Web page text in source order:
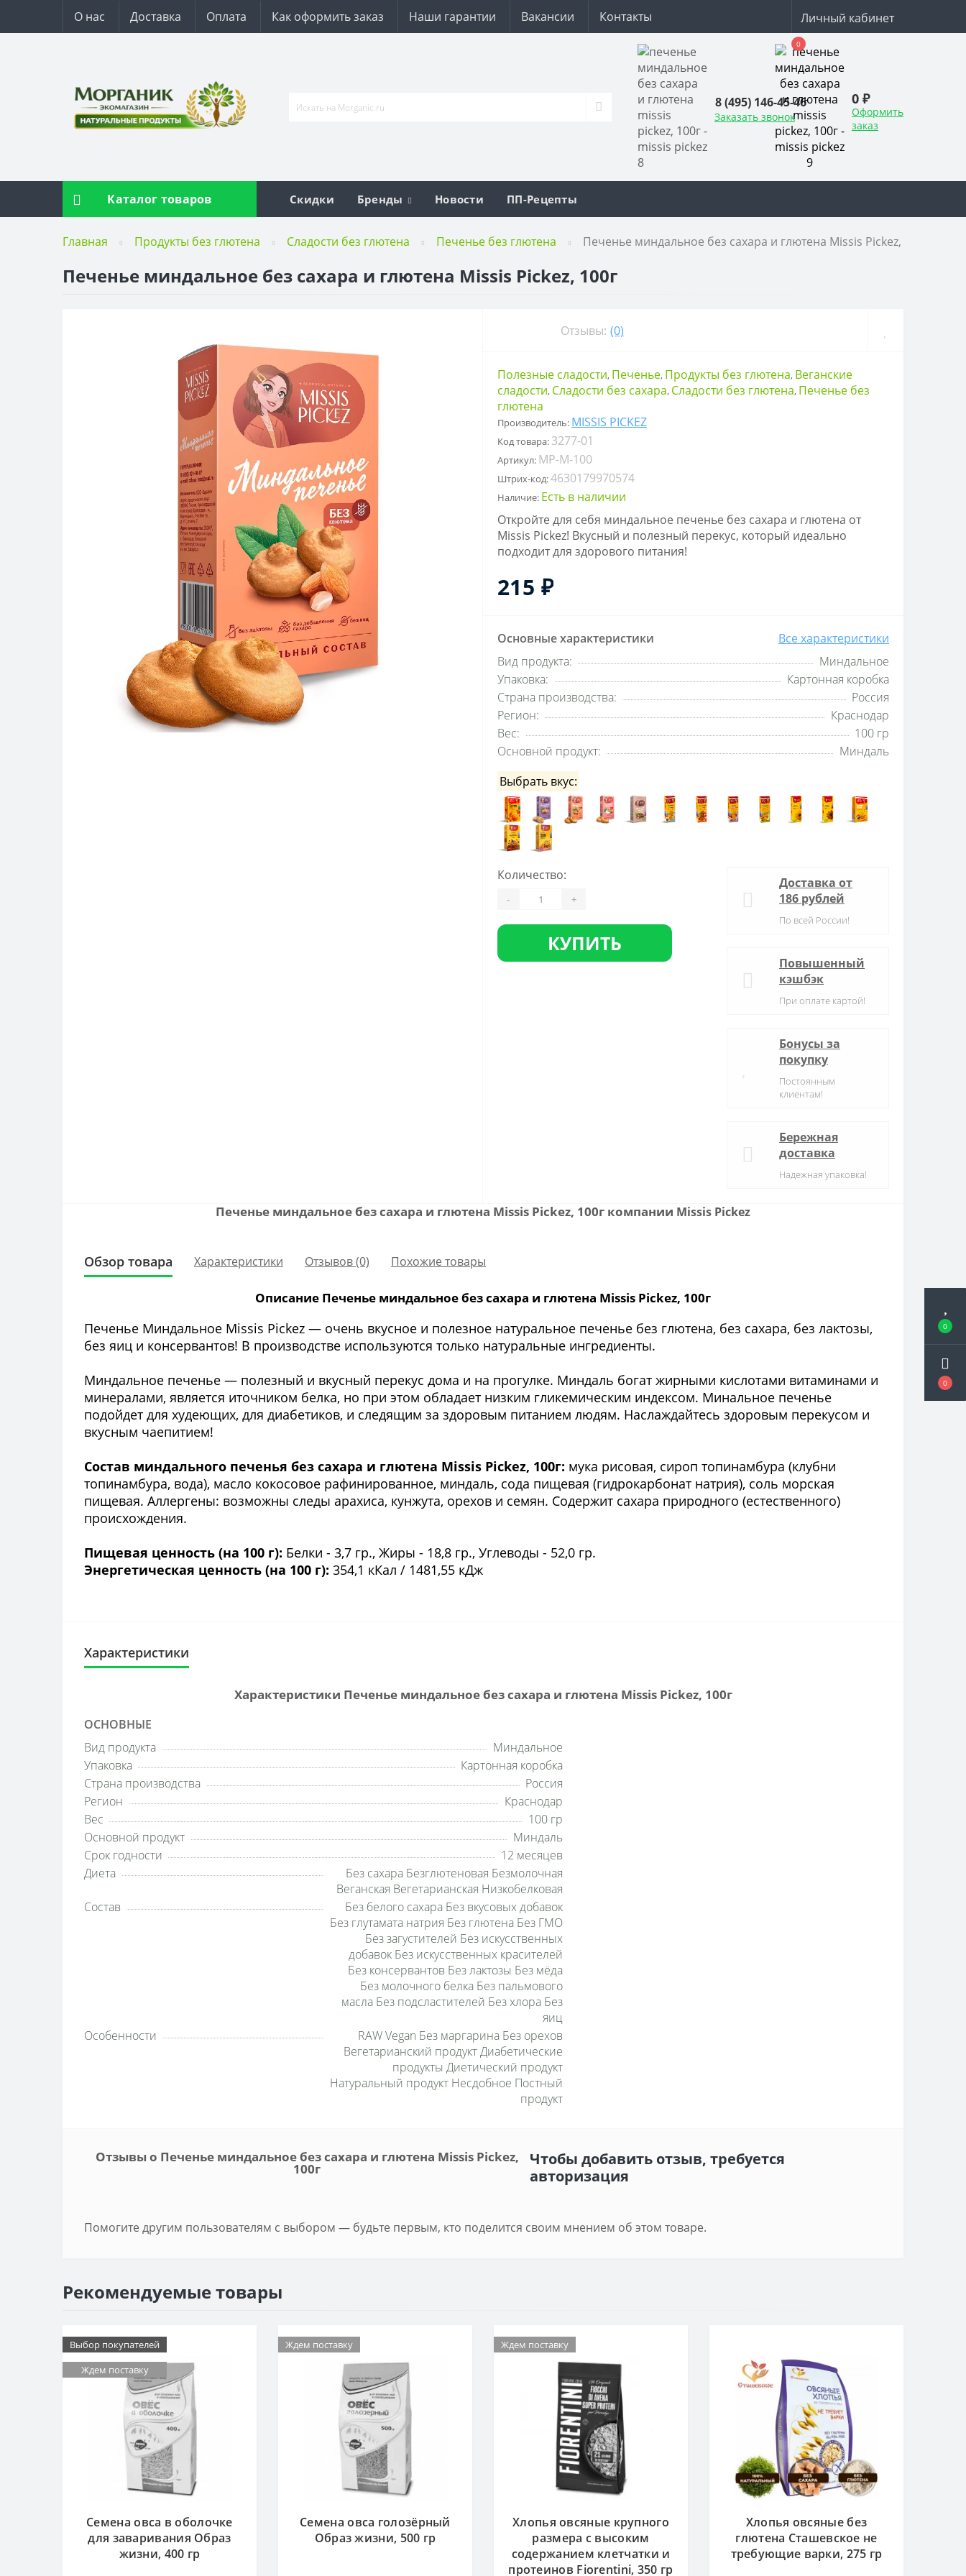
0
0
О нас Доставка Оплата Как оформить заказ Наши гарантии Вакансии Контакты Личный кабинет
8 (495) 146-45-46
Заказать звонок
0
0 ₽
Оформить
заказ
Каталог товаров Скидки Бренды Новости ПП-Рецепты
Главная Продукты без глютена Сладости без глютена Печенье без глютена Печенье миндальное без сахара и глютена Missis Pickez, 100г
Печенье миндальное без сахара и глютена Missis Pickez, 100г
Отзывы: (0)
Полезные сладости, Печенье, Продукты без глютена, Веганские
сладости, Сладости без сахара, Сладости без глютена, Печенье без
глютена
Производитель: MISSIS PICKEZ
Код товара: 3277-01
Артикул: MP-M-100
Штрих-код:4630179970574
Наличие: Есть в наличии
Откройте для себя миндальное печенье без сахара и глютена от
Missis Pickez! Вкусный и полезный перекус, который идеально
подходит для здорового питания!
215 ₽
Основные характеристики
Все характеристики
Вид продукта:
Миндальное
Упаковка:
Картонная коробка
Страна производства:
Россия
Регион:
Краснодар
Вес:
100 гр
Основной продукт:
Миндаль
Выбрать вкус:
Количество:
- +
КУПИТЬ
Доставка от
186 рублей
По всей России!
Повышенный
кэшбэк
При оплате картой!
Бонусы за
покупку
Постоянным
клиентам!
Бережная
доставка
Надежная упаковка!
Печенье миндальное без сахара и глютена Missis Pickez, 100г компании Missis Pickez
Обзор товара Характеристики Отзывов (0) Похожие товары
Описание Печенье миндальное без сахара и глютена Missis Pickez, 100г
Печенье Миндальное Missis Pickez — очень вкусное и полезное натуральное печенье без глютена, без сахара, без лактозы,
без яиц и консервантов! В производстве используются только натуральные ингредиенты.
Миндальное печенье — полезный и вкусный перекус дома и на прогулке. Миндаль богат жирными кислотами витаминами и
минералами, является иточником белка, но при этом обладает низким гликемическим индексом. Минальное печенье
подойдет для худеющих, для диабетиков, и следящим за здоровым питанием людям. Наслаждайтесь здоровым перекусом и
вкусным чаепитием!
Состав миндального печенья без сахара и глютена Missis Pickez, 100г: мука рисовая, сироп топинамбура (клубни
топинамбура, вода), масло кокосовое рафинированное, миндаль, сода пищевая (гидрокарбонат натрия), соль морская
пищевая. Аллергены: возможны следы арахиса, кунжута, орехов и семян. Содержит сахара природного (естественного)
происхождения.
Пищевая ценность (на 100 г): Белки - 3,7 гр., Жиры - 18,8 гр., Углеводы - 52,0 гр.
Энергетическая ценность (на 100 г): 354,1 кКал / 1481,55 кДж
Характеристики
Характеристики Печенье миндальное без сахара и глютена Missis Pickez, 100г
ОСНОВНЫЕ
Вид продукта
Миндальное
Упаковка
Картонная коробка
Страна производства
Россия
Регион
Краснодар
Вес
100 гр
Основной продукт
Миндаль
Срок годности
12 месяцев
Диета
Без сахара Безглютеновая Безмолочная
Веганская Вегетарианская Низкобелковая
Состав
Без белого сахара Без вкусовых добавок
Без глутамата натрия Без глютена Без ГМО
Без загустителей Без искусственных
добавок Без искусственных красителей
Без консервантов Без лактозы Без мёда
Без молочного белка Без пальмового
масла Без подсластителей Без хлора Без
яиц
Особенности
RAW Vegan Без маргарина Без орехов
Вегетарианский продукт Диабетические
продукты Диетический продукт
Натуральный продукт Несдобное Постный
продукт
Отзывы о Печенье миндальное без сахара и глютена Missis Pickez,
100г
Чтобы добавить отзыв, требуется
авторизация
Помогите другим пользователям с выбором — будьте первым, кто поделится своим мнением об этом товаре.
Рекомендуемые товары
Выбор покупателей
Ждем поставку
Семена овса в оболочке
для заваривания Образ
жизни, 400 гр
Ждем поставку
Семена овса голозёрный
Образ жизни, 500 гр
Ждем поставку
Хлопья овсяные крупного
размера с высоким
содержанием клетчатки и
протеинов Fiorentini, 350 гр
Хлопья овсяные без
глютена Сташевское не
требующие варки, 275 гр